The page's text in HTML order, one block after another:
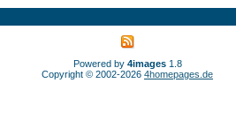
Powered by 4images1.8
Copyright © 2002-2026 4homepages.de